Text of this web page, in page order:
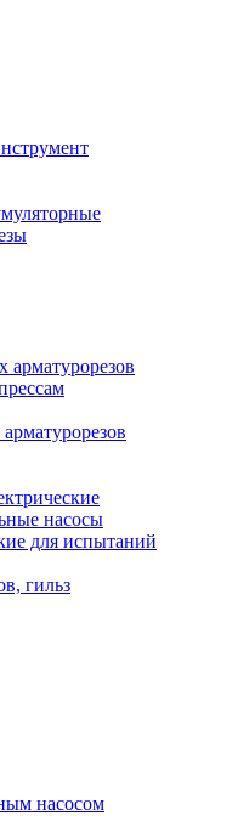
арматурорезов
насосы
для испытаний
гильз
насосом